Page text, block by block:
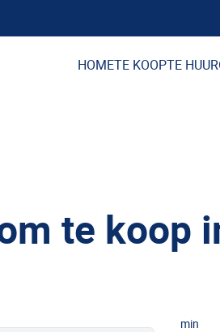
HOMETE KOOPTE HUUR
te koop
min